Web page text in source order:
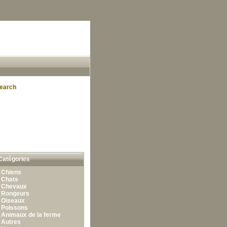
Chiens
Chats
Chevaux
Rongeurs
Oiseaux
Poissons
Animaux de la ferme
Autres